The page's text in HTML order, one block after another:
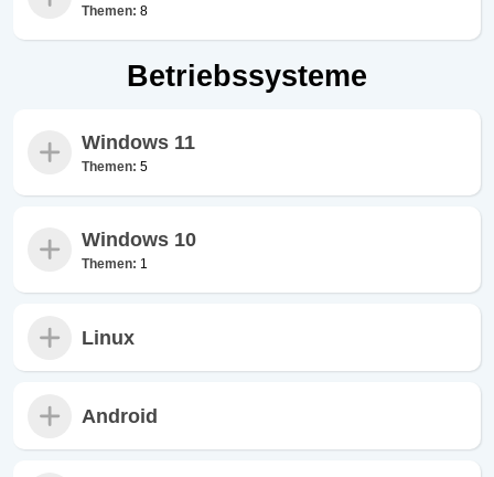
Themen: 8
Betriebssysteme
Windows 11
Themen: 5
Windows 10
Themen: 1
Linux
Android